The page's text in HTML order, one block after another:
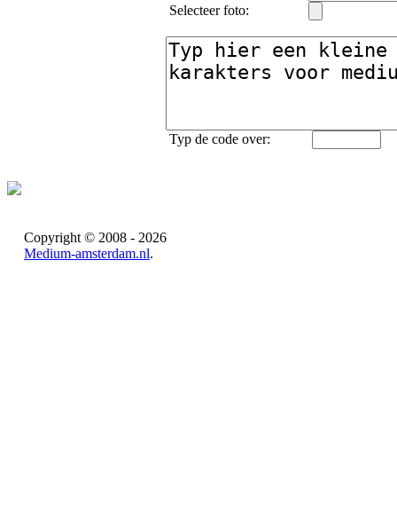
Selecteer foto:
Typ de code over:
Copyright © 2008 - 2026
Medium-amsterdam.nl.